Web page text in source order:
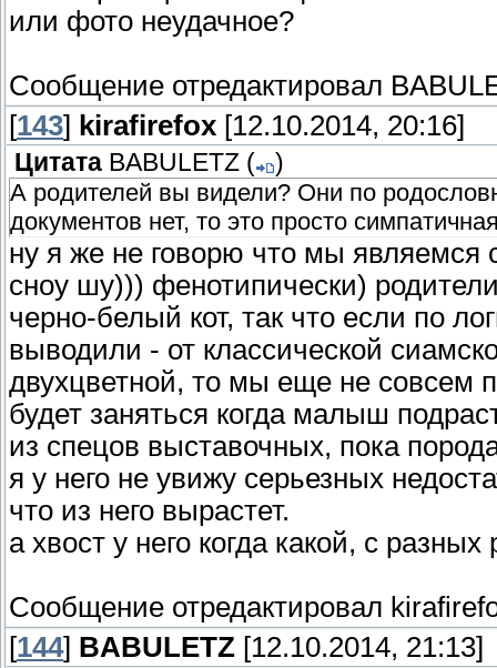
или фото неудачное?
Сообщение отредактировал
[143] kirafirefox [12.10.2014, 20:16]
Цитата BABULETZ (
)
А родителей вы видели? Они по
документов нет, то это просто
ну я же не говорю что мы являемся
сноу шу))) фенотипически)
черно-белый кот, так что если по
выводили - от классической
двухцветной, то мы еще не совсем
будет заняться когда малыш
из спецов выставочных, пока
я у него не увижу серьезных
что из него вырастет.
а хвост у него когда какой, с
Сообщение отредактировал
[144] BABULETZ [12.10.2014, 21:13]